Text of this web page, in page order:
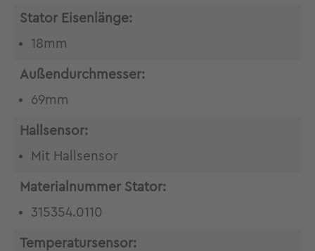
Stator Eisenlänge:
18mm
Außendurchmesser:
69mm
Hallsensor:
Mit Hallsensor
Materialnummer Stator:
315354.0110
Temperatursensor: